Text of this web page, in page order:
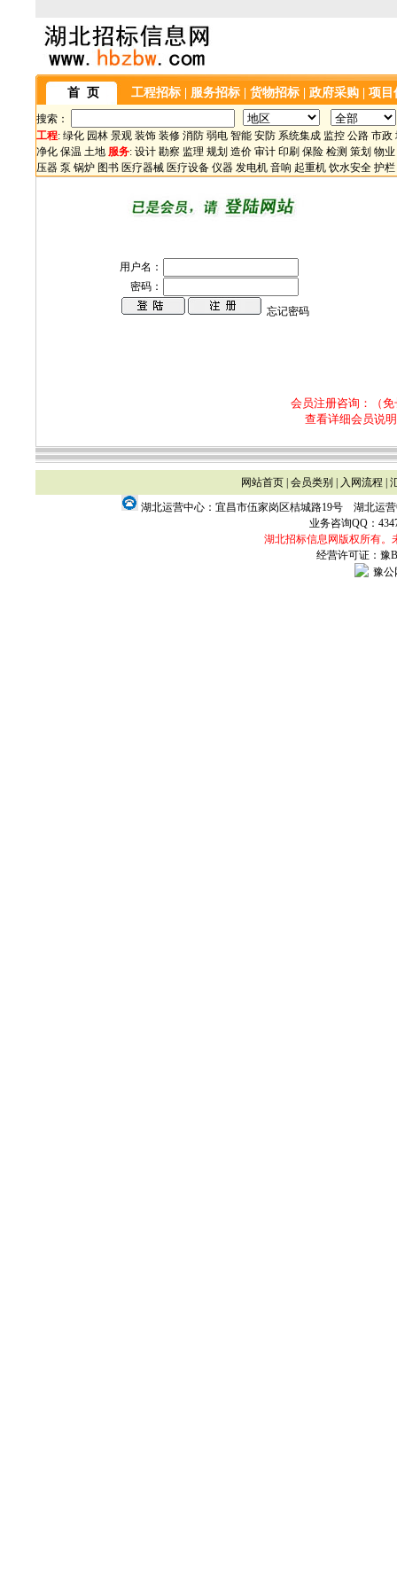
首 页 工程招标 服务招标 货物招标 政府采购 项目
搜索：
工程: 绿化 园林 景观 装饰 装修 消防 弱电 智能 安防 系统集成 监控 公路 市政
净化 保温 土地 服务: 设计 勘察 监理 规划 造价 审计 印刷 保险 检测 策划 物业
压器 泵 锅炉 图书 医疗器械 医疗设备 仪器 发电机 音响 起重机 饮水安全 护栏
用户名：
密码：
忘记密码
会员注册咨询：（免
查看详细会员说
网站首页| 会员类别 入网流程
湖北运营中心：宜昌市伍家岗区桔城路19号 湖北运
业务咨询QQ：
湖北招标信息网版权所有。
经营许可证：豫
豫公